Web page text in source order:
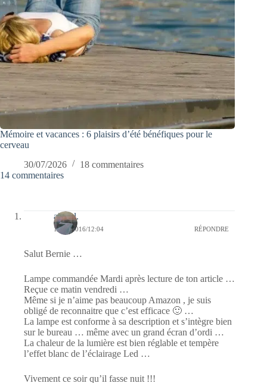
Mémoire et vacances : 6 plaisirs d’été bénéfiques pour le
cerveau
30/07/2026
18 commentaires
14 commentaires
alain l.
14/10/2016/12:04 RÉPONDRE
Salut Bernie …
Lampe commandée Mardi après lecture de ton article …
Reçue ce matin vendredi …
Même si je n’aime pas beaucoup Amazon , je suis
obligé de reconnaitre que c’est efficace 🙂 …
La lampe est conforme à sa description et s’intègre bien
sur le bureau … même avec un grand écran d’ordi …
La chaleur de la lumière est bien réglable et tempère
l’effet blanc de l’éclairage Led …
Vivement ce soir qu’il fasse nuit !!!